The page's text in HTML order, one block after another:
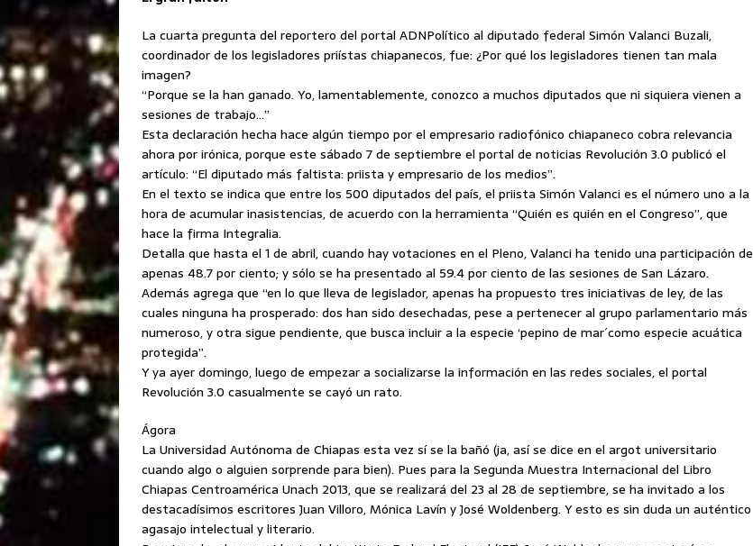
La cuarta pregunta del reportero del portal ADNPolítico al diputado federal Simón Valanci Buzali,
coordinador de los legisladores priístas chiapanecos, fue: ¿Por qué los legisladores tienen tan mala
imagen?
“Porque se la han ganado. Yo, lamentablemente, conozco a muchos diputados que ni siquiera vienen a
sesiones de trabajo…”
Esta declaración hecha hace algún tiempo por el empresario radiofónico chiapaneco cobra relevancia
ahora por irónica, porque este sábado 7 de septiembre el portal de noticias Revolución 3.0 publicó el
artículo: “El diputado más faltista: priista y empresario de los medios”.
En el texto se indica que entre los 500 diputados del país, el priista Simón Valanci es el número uno a la
hora de acumular inasistencias, de acuerdo con la herramienta “Quién es quién en el Congreso”, que
hace la firma Integralia.
Detalla que hasta el 1 de abril, cuando hay votaciones en el Pleno, Valanci ha tenido una participación de
apenas 48.7 por ciento; y sólo se ha presentado al 59.4 por ciento de las sesiones de San Lázaro.
Además agrega que “en lo que lleva de legislador, apenas ha propuesto tres iniciativas de ley, de las
cuales ninguna ha prosperado: dos han sido desechadas, pese a pertenecer al grupo parlamentario más
numeroso, y otra sigue pendiente, que busca incluir a la especie ‘pepino de mar´como especie acuática
protegida”.
Y ya ayer domingo, luego de empezar a socializarse la información en las redes sociales, el portal
Revolución 3.0 casualmente se cayó un rato.
Ágora
La Universidad Autónoma de Chiapas esta vez sí se la bañó (ja, así se dice en el argot universitario
cuando algo o alguien sorprende para bien). Pues para la Segunda Muestra Internacional del Libro
Chiapas Centroamérica Unach 2013, que se realizará del 23 al 28 de septiembre, se ha invitado a los
destacadísimos escritores Juan Villoro, Mónica Lavín y José Woldenberg. Y esto es sin duda un auténtico
agasajo intelectual y literario.